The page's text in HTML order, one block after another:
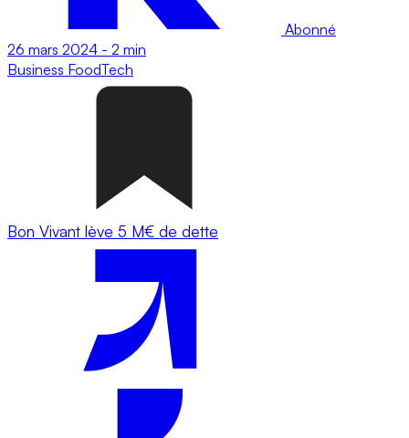
Abonné
26 mars 2024 - 2 min
Business FoodTech
Bon Vivant lève 5 M€ de dette